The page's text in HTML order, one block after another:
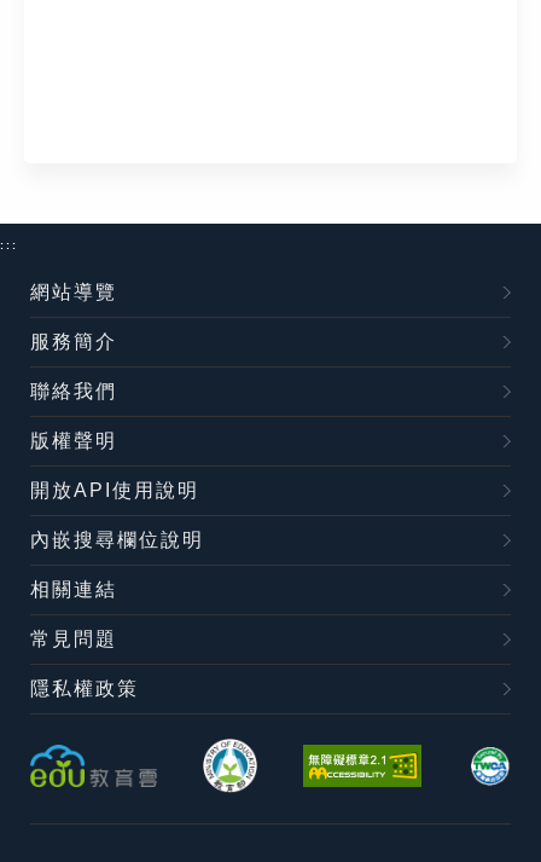
:::
網站導覽
服務簡介
聯絡我們
版權聲明
開放API使用說明
內嵌搜尋欄位說明
相關連結
常見問題
隱私權政策